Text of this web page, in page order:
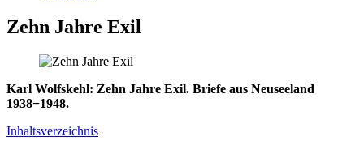
Zehn Jahre Exil
Karl Wolfskehl: Zehn Jahre Exil. Briefe aus Neuseeland
1938−1948.
Inhaltsverzeichnis